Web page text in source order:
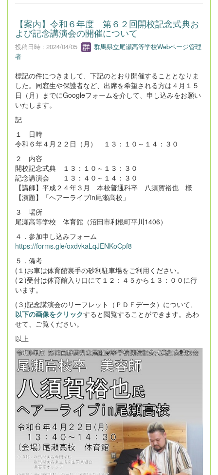
【案内】令和６年度 第６２回開校記念式典お
よび記念講演会の開催について
投稿日時 : 2024/04/05
群馬県立尾瀬高等学校Webページ管理
者
標記の件につきまして、下記のとおり開催することとなりま
した。同窓生や保護者など、出席を希望される方は４月１５
日（月）までにGoogleフォームを介して、申し込みをお願い
いたします。
記
１ 日時
令和６年４月２２日（月） １３：１０～１４：３０
２ 内容
開校記念式典 １３：１０～１３：３０
記念講演会 １３：４０～１４：３０
【講師】平成２４年３月 本校普通科卒 八須賀裕也 様
【演題】「ヘアーライブin尾瀬高校」
３ 場所
尾瀬高等学校 体育館（沼田市利根町平川1406）
４．参加申し込みフォーム
https://forms.gle/oxdvkaLqJENKoCpf8
５．備考
(１)お車は体育館裏手の砂利駐車場をご利用ください。
(２)受付は体育館入り口にて１２：４５から１３：００に行
います。
(３)記念講演会のリーフレット（ＰＤＦデータ）について、
以下の画像をクリックすると閲覧することができます。あわ
せて、ご覧ください。
以上